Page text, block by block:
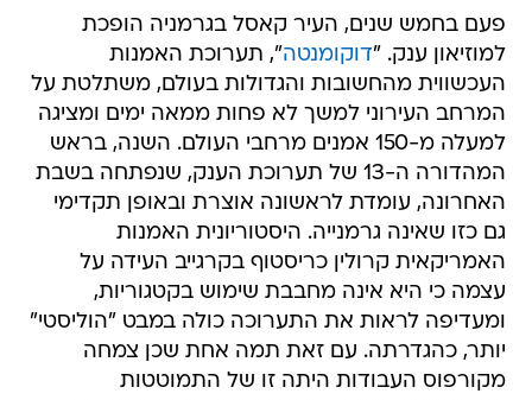
פעם בחמש שנים, העיר קאסל בגרמניה הופכת
למוזיאון ענק. "דוקומנטה", תערוכת האמנות
העכשווית מהחשובות והגדולות בעולם, משתלטת על
המרחב העירוני למשך לא פחות ממאה ימים ומציגה
למעלה מ-150 אמנים מרחבי העולם. השנה, בראש
המהדורה ה-13 של תערוכת הענק, שנפתחה בשבת
האחרונה, עומדת לראשונה אוצרת ובאופן תקדימי
גם כזו שאינה גרמנייה. היסטוריונית האמנות
האמריקאית קרולין כריסטוף בקרגייב העידה על
עצמה כי היא אינה מחבבת שימוש בקטגוריות,
ומעדיפה לראות את התערוכה כולה במבט "הוליסטי"
יותר, כהגדרתה. עם זאת תמה אחת שכן צמחה
מקורפוס העבודות היתה זו של התמוטטות